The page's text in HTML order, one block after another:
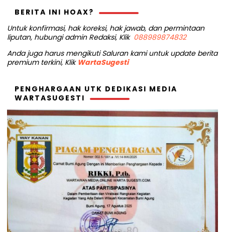
BERITA INI HOAX?
Untuk konfirmasi, hak koreksi, hak jawab, dan permintaan
liputan, hubungi admin Redaksi, Klik 088989874832
Anda juga harus mengikuti Saluran kami untuk update berita
premium terkini, Klik WartaSugesti
PENGHARGAAN UTK DEDIKASI MEDIA
WARTASUGESTI